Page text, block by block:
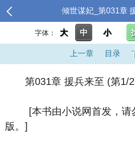
倾世谋妃_第031章
字体： 大 中 小
上一章 目录
第031章 援兵来至 (第1/2
[本书由小说网首发，请
版。]